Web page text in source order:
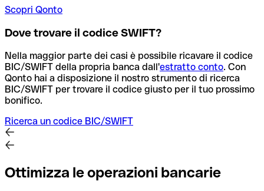
Scopri Qonto
Dove trovare il codice SWIFT?
Nella maggior parte dei casi è possibile ricavare il codice
BIC/SWIFT della propria banca dall'estratto conto. Con
Qonto hai a disposizione il nostro strumento di ricerca
BIC/SWIFT per trovare il codice giusto per il tuo prossimo
bonifico.
Ricerca un codice BIC/SWIFT
Ottimizza le operazioni bancarie